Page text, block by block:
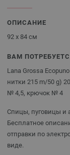
ОПИСАНИЕ
92 x 84 см
ВАМ
Lana Grossa
нитки 215 m/50 g)
№ 4,5, крючок № 4
Спицы, пуговицы и
Бесплатное
отправки по
виде.